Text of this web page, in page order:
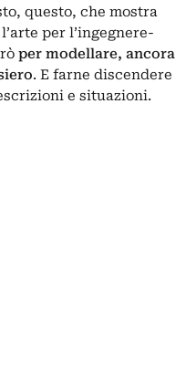
questo, che mostra
per l’ingegnere-
per modellare, ancora
. E farne discendere
e situazioni.